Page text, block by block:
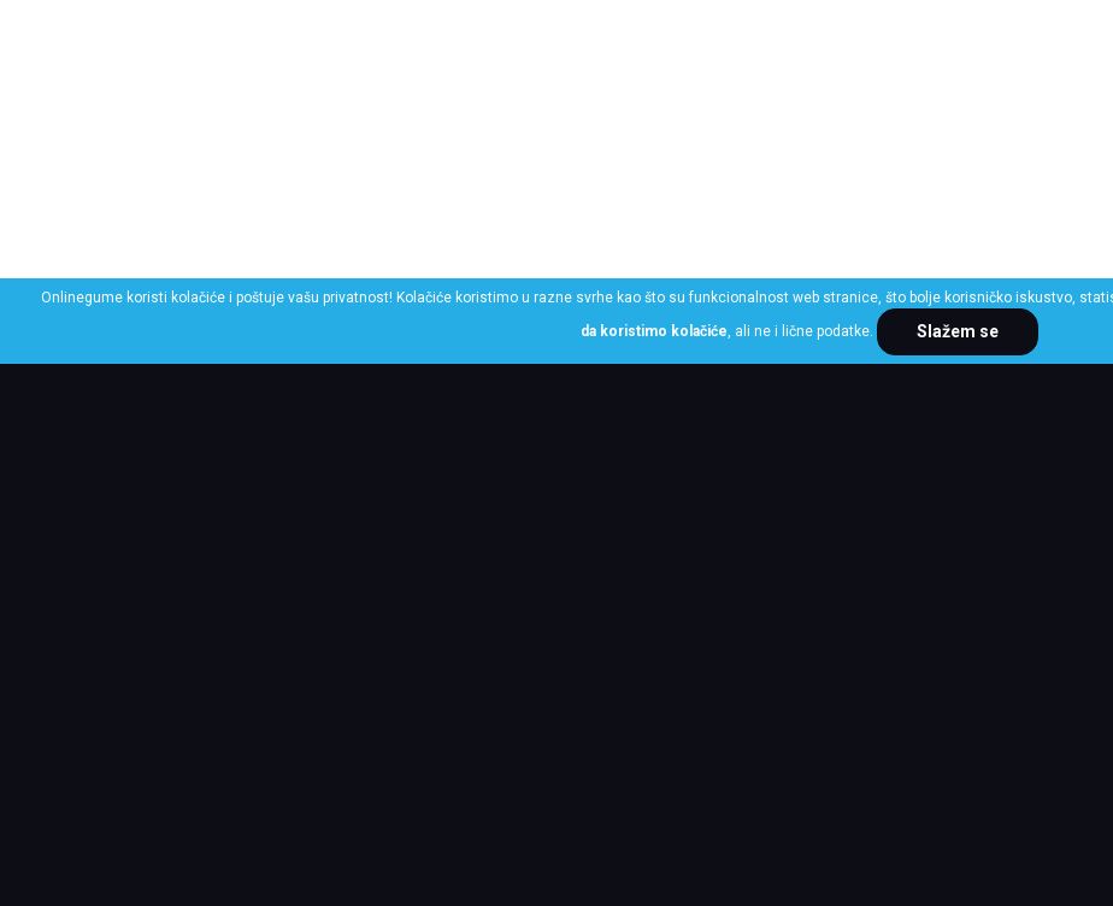
Onlinegume koristi kolačiće i poštuje vašu privatnost! Kolačiće koristimo u razne svrhe kao što su funkcionalnost web stranice, što bolje korisničko iskustvo,
da koristimo kolačiće , ali ne i lične podatke. Slažem se